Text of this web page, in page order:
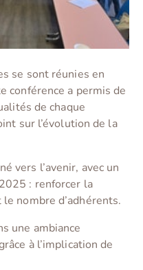
se sont réunies en
conférence a permis de
de chaque
sur l’évolution de la
vers l’avenir, avec un
: renforcer la
nombre d’adhérents.
une ambiance
à l’implication de